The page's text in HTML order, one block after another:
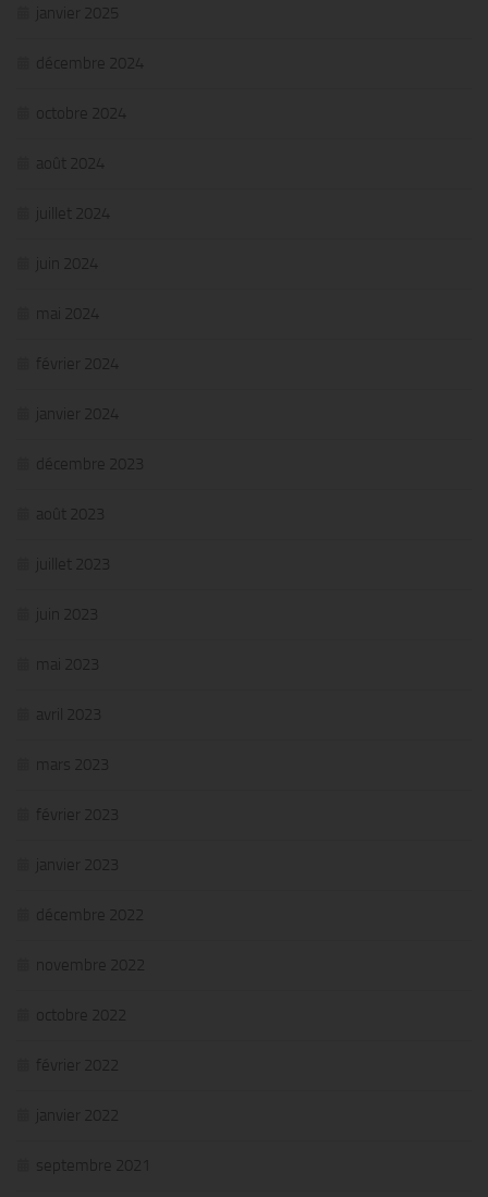
janvier 2025
décembre 2024
octobre 2024
août 2024
juillet 2024
juin 2024
mai 2024
février 2024
janvier 2024
décembre 2023
août 2023
juillet 2023
juin 2023
mai 2023
avril 2023
mars 2023
février 2023
janvier 2023
décembre 2022
novembre 2022
octobre 2022
février 2022
janvier 2022
septembre 2021